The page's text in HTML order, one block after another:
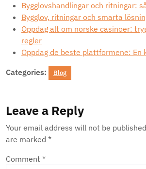
Bygglovshandlingar och ritningar:
Bygglov, ritningar och smarta
Oppdag alt om norske casinoer:
regler
Oppdag de beste plattformene:
Categories: Blog
Leave a Reply
Your email address will not be
are marked *
Comment *